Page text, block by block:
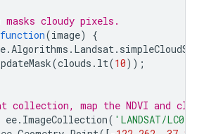
cloudy pixels.
function(image)
{
.Algorithms . Landsat.
(clouds . lt(10));
collection, map the NDVI and
ee. ImageCollection( 'LANDSAT/